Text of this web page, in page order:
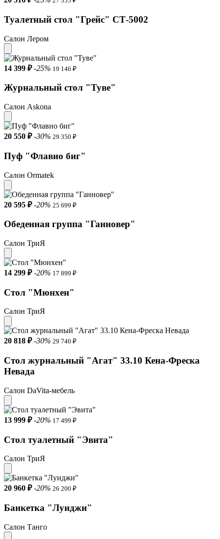
Туалетный стол "Грейс" СТ-5002
Салон Лером
14 399 ₽ -25% 19 146 ₽
Журнальный стол "Туве"
Салон Askona
20 550 ₽ -30% 29 350 ₽
Пуф "Флавио биг"
Салон Ormatek
20 595 ₽ -20% 25 699 ₽
Обеденная группа "Ганновер"
Салон ТриЯ
14 299 ₽ -20% 17 899 ₽
Стол "Мюнхен"
Салон ТриЯ
20 818 ₽ -30% 29 740 ₽
Стол журнальный "Агат" 33.10 Кена-Фреска
Невада
Салон DaVita-мебель
13 999 ₽ -20% 17 499 ₽
Стол туалетный "Эвита"
Салон ТриЯ
20 960 ₽ -20% 26 200 ₽
Банкетка "Луиджи"
Салон Танго